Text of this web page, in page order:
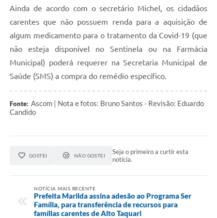
Ainda de acordo com o secretário Michel, os cidadãos
carentes que não possuem renda para a aquisição de
algum medicamento para o tratamento da Covid-19 (que
não esteja disponível no Sentinela ou na Farmácia
Municipal) poderá requerer na Secretaria Municipal de
Saúde (SMS) a compra do remédio específico.
Fonte: Ascom | Nota e fotos: Bruno Santos - Revisão: Eduardo
Candido
GOSTEI NÃO GOSTEI
Seja o primeiro a curtir esta
notícia.
NOTÍCIA MAIS RECENTE
Prefeita Marilda assina adesão ao Programa Ser
Família, para transferência de recursos para
famílias carentes de Alto Taquari